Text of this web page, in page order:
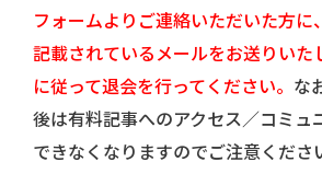
フォームよりご連絡いただいた方に
記載されているメールをお送りいた
に従って退会を行ってください。 な
後は有料記事へのアクセス／コミュ
できなくなりますのでご注意くださ